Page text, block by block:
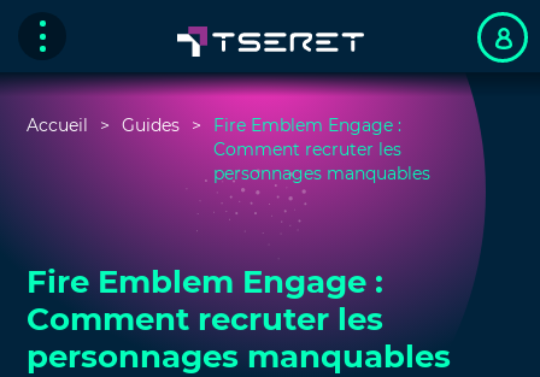
Accueil Guides
Fire Emblem Engage :
Comment recruter les
personnages manquables
Fire Emblem Engage :
Comment recruter les
personnages manquables